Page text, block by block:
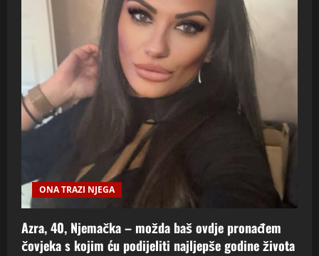
ONA TRAZI NJEGA
Azra, 40, Njemačka – možda baš ovdje pronađem
čovjeka s kojim ću podijeliti najljepše godine života